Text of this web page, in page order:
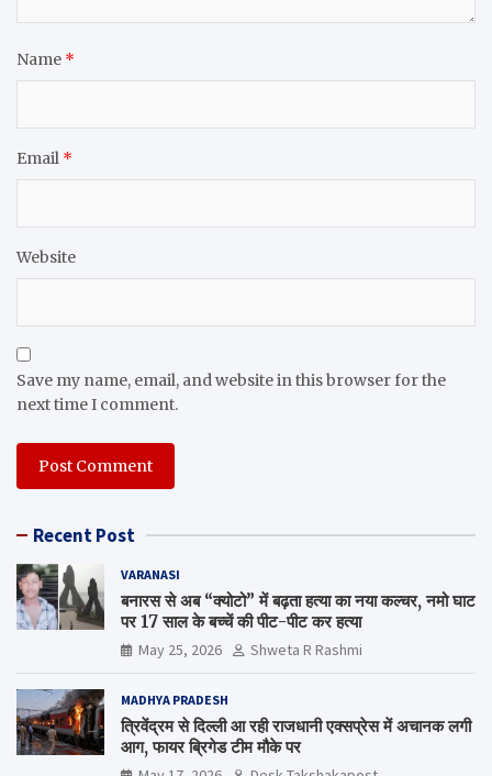
Name *
Email *
Website
Save my name, email, and website in this browser for the
next time I comment.
Recent Post
VARANASI
बनारस से अब “क्योटो” में बढ़ता हत्या का नया कल्चर, नमो घाट
पर 17 साल के बच्चें की पीट-पीट कर हत्या
May 25, 2026 Shweta R Rashmi
MADHYA PRADESH
त्रिवेंद्रम से दिल्ली आ रही राजधानी एक्सप्रेस में अचानक लगी
आग, फायर ब्रिगेड टीम मौके पर